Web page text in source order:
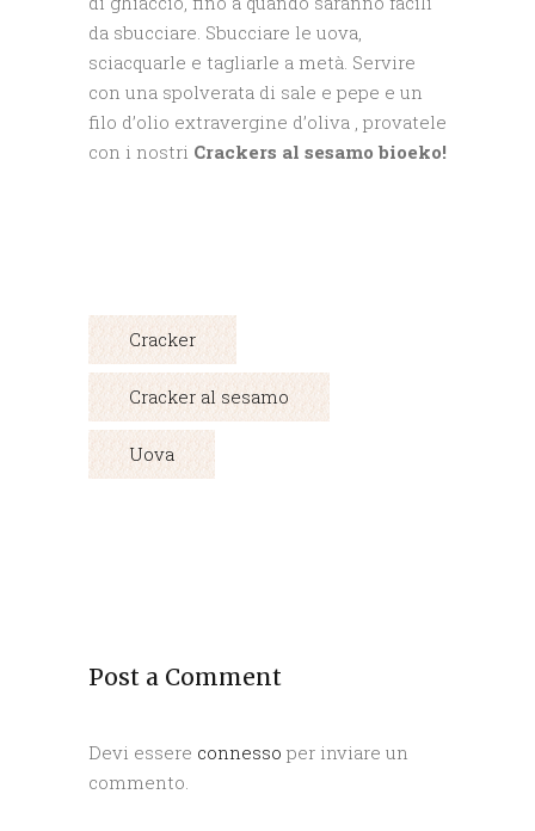
da sbucciare. Sbucciare le uova,
sciacquarle e tagliarle a metà. Servire
con una spolverata di sale e pepe e un
filo d’olio extravergine d’oliva , provatele
con i nostri Crackers al sesamo bioeko!
Cracker
Cracker al sesamo
Uova
Post a Comment
Devi essere connesso per inviare un
commento.